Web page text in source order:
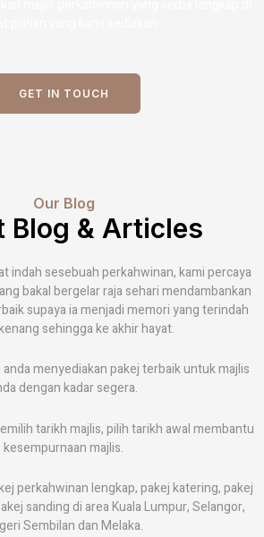
GET IN TOUCH
Our Blog
Blog & Articles
indah sesebuah perkahwinan, kami percaya
bakal bergelar raja sehari mendambankan
supaya ia menjadi memori yang terindah
sehingga ke akhir hayat.
menyediakan pakej terbaik untuk majlis
dengan kadar segera.
tarikh majlis, pilih tarikh awal membantu
kesempurnaan majlis.
perkahwinan lengkap, pakej katering, pakej
sanding di area Kuala Lumpur, Selangor,
Sembilan dan Melaka.